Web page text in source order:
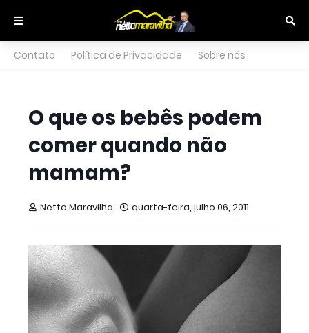
Contato Política de Privacidade Sobre nós
O que os bebês podem
comer quando não
mamam?
Netto Maravilha quarta-feira, julho 06, 2011